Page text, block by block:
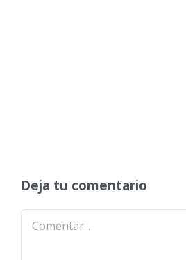
Deja tu comentario
Comentar